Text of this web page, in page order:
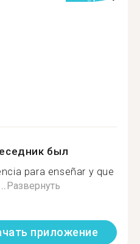
был
para enseñar y que
Развернуть
приложение